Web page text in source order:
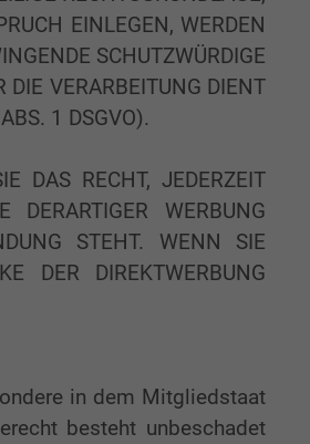
EINLEGEN, WERDEN
SCHUTZWÜRDIGE
DIE VERARBEITUNG DIENT
1 DSGVO).
DAS RECHT, JEDERZEIT
DERARTIGER WERBUNG
STEHT. WENN SIE
DER DIREKTWERBUNG
in dem Mitgliedstaat
besteht unbeschadet